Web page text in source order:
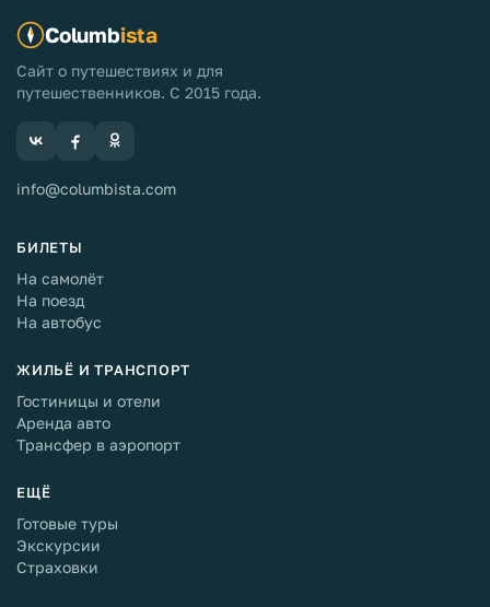
Columbista
Сайт о путешествиях и для
путешественников. С 2015 года.
info@columbista.com
БИЛЕТЫ
На самолёт
На поезд
На автобус
ЖИЛЬЁ И ТРАНСПОРТ
Гостиницы и отели
Аренда авто
Трансфер в аэропорт
ЕЩЁ
Готовые туры
Экскурсии
Страховки